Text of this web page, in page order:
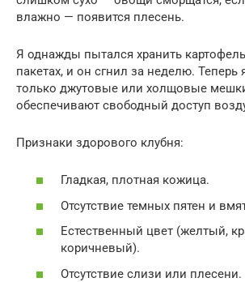
влажно — появится плесень.
Я однажды пытался хранить
пакетах, и он сгнил за неделю. Теперь
только джутовые или холщовые
обеспечивают свободный доступ
Признаки здорового клубня:
Гладкая, плотная кожица.
Отсутствие темных пятен и
Естественный цвет (желтый,
коричневый).
Отсутствие слизи или плесени.